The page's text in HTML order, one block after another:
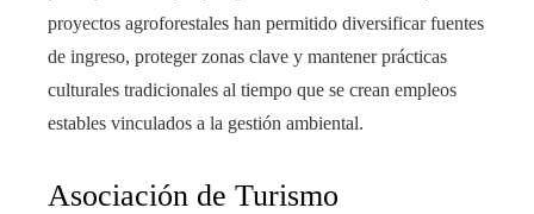
proyectos agroforestales han permitido diversificar fuentes
de ingreso, proteger zonas clave y mantener prácticas
culturales tradicionales al tiempo que se crean empleos
estables vinculados a la gestión ambiental.
Asociación de Turismo